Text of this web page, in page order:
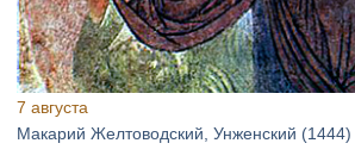
7 августа
Макарий Желтоводский, Унженский (1444)